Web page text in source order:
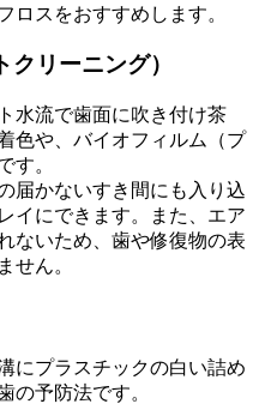
ロスをおすすめします。
リーニング）
水流で歯面に吹き付け茶
色や、バイオフィルム（プ
す。
届かないすき間にも入り込
イにできます。また、エア
ないため、歯や修復物の表
せん。
にプラスチックの白い詰め
の予防法です。